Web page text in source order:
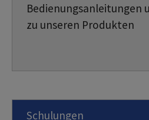
Bedienungsanleitungen
zu unseren Produkten
Schulungen